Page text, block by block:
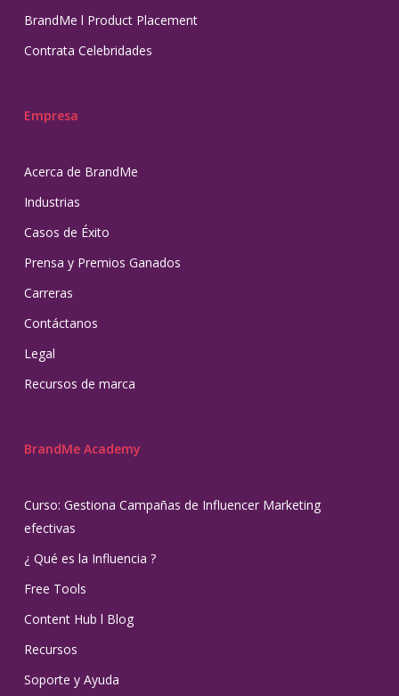
BrandMe l Product Placement
Contrata Celebridades
Empresa
Acerca de BrandMe
Industrias
Casos de Éxito
Prensa y Premios Ganados
Carreras
Contáctanos
Legal
Recursos de marca
BrandMe Academy
Curso: Gestiona Campañas de Influencer Marketing
efectivas
¿ Qué es la Influencia ?
Free Tools
Content Hub l Blog
Recursos
Soporte y Ayuda